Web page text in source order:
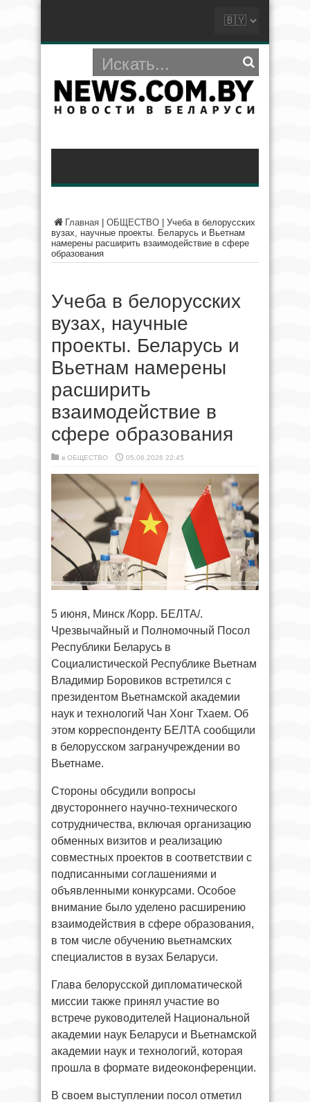
Главная ОБЩЕСТВО
Учеба в белорусских
вузах, научные проекты. Беларусь и Вьетнам
намерены расширить взаимодействие в сфере
образования
Учеба в белорусских
вузах, научные
проекты. Беларусь и
Вьетнам намерены
расширить
взаимодействие в
сфере образования
в ОБЩЕСТВО 05.06.2026 22:45
5 июня, Минск /Корр. БЕЛТА/.
Чрезвычайный и Полномочный Посол
Республики Беларусь в
Социалистической Республике Вьетнам
Владимир Боровиков встретился с
президентом Вьетнамской академии
наук и технологий Чан Хонг Тхаем. Об
этом корреспонденту БЕЛТА сообщили
в белорусском загранучреждении во
Вьетнаме.
Стороны обсудили вопросы
двустороннего научно-технического
сотрудничества, включая организацию
обменных визитов и реализацию
совместных проектов в соответствии с
подписанными соглашениями и
объявленными конкурсами. Особое
внимание было уделено расширению
взаимодействия в сфере образования,
в том числе обучению вьетнамских
специалистов в вузах Беларуси.
Глава белорусской дипломатической
миссии также принял участие во
встрече руководителей Национальной
академии наук Беларуси и Вьетнамской
академии наук и технологий, которая
прошла в формате видеоконференции.
В своем выступлении посол отметил